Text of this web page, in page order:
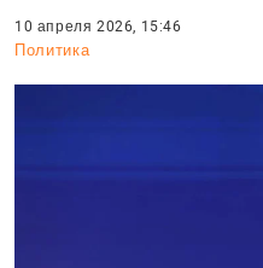
10 апреля 2026, 15:46
Политика